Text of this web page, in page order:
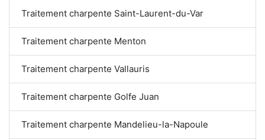
Traitement charpente Saint-Laurent-du-Var
Traitement charpente Menton
Traitement charpente Vallauris
Traitement charpente Golfe Juan
Traitement charpente Mandelieu-la-Napoule